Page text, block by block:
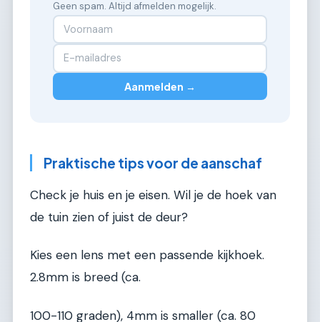
Geen spam. Altijd afmelden mogelijk.
Aanmelden →
Praktische tips voor de aanschaf
Check je huis en je eisen. Wil je de hoek van
de tuin zien of juist de deur?
Kies een lens met een passende kijkhoek.
2.8mm is breed (ca.
100-110 graden), 4mm is smaller (ca. 80